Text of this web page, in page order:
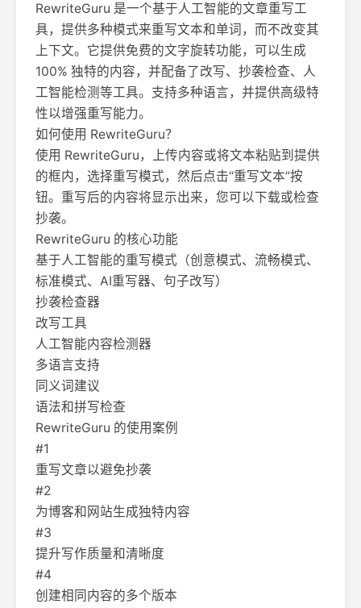
RewriteGuru 是一个基于人工智能的文章重写工
具，提供多种模式来重写文本和单词，而不改变其
上下文。它提供免费的文字旋转功能，可以生成
100% 独特的内容，并配备了改写、抄袭检查、人
工智能检测等工具。支持多种语言，并提供高级特
性以增强重写能力。
如何使用 RewriteGuru？
使用 RewriteGuru，上传内容或将文本粘贴到提供
的框内，选择重写模式，然后点击“重写文本”按
钮。重写后的内容将显示出来，您可以下载或检查
抄袭。
RewriteGuru 的核心功能
基于人工智能的重写模式（创意模式、流畅模式、
标准模式、AI重写器、句子改写）
抄袭检查器
改写工具
人工智能内容检测器
多语言支持
同义词建议
语法和拼写检查
RewriteGuru 的使用案例
#1
重写文章以避免抄袭
#2
为博客和网站生成独特内容
#3
提升写作质量和清晰度
#4
创建相同内容的多个版本